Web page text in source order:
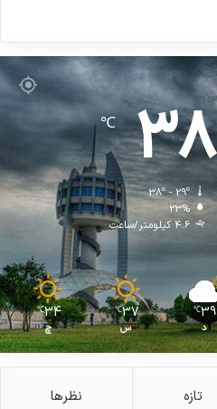
38
℃
38º - 29º
23%
4.6 کیلومتر/ساعت
39
℃
د
37
℃
س
34
℃
چ
تازه نظرها